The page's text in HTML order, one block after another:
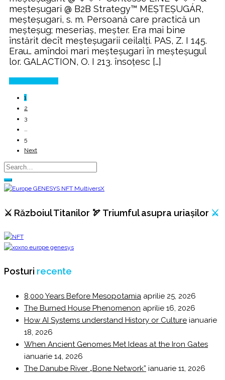
meșteșugari @ B2B Strategy™ MEȘTEȘUGÁR,
meșteșugari, s. m. Persoană care practică un
meșteșug; meseriaș, meșter. Era mai bine
înstărit decît meșteșugarii ceilalți. PAS, Z. I 145.
Erau… amîndoi mari meșteșugari în meșteșugul
lor. GALACTION, O. I 213. însoțesc […]
1
2
3
5
Next
⚔️ Războiul Titanilor 🏹 Triumful asupra uriașilor ⚔️
Posturi recente
8,000 Years Before Mesopotamia aprilie 25, 2026
The Burned House Phenomenon aprilie 16, 2026
How AI Systems understand History or Culture ianuarie
18, 2026
When Ancient Genomes Met Ideas at the Iron Gates
ianuarie 14, 2026
The Danube River „Bone Network” ianuarie 11, 2026